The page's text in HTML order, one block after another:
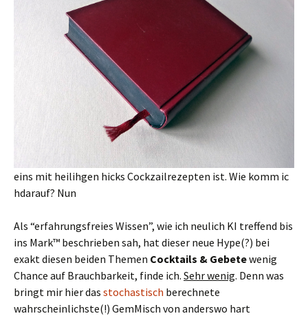
eins mit heilihgen hicks Cockzailrezepten ist. Wie komm ic
hdarauf? Nun
Als “erfahrungsfreies Wissen”, wie ich neulich KI treffend bis
ins Mark™ beschrieben sah, hat dieser neue Hype(?) bei
exakt diesen beiden Themen Cocktails & Gebetewenig
Chance auf Brauchbarkeit, finde ich. Sehr wenig. Denn was
bringt mir hier das stochastisch berechnete
wahrscheinlichste(!) GemMisch von anderswo hart